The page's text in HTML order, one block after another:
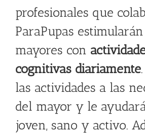
profesionales que
ParaPupas
mayores con
cognitivas diariamente
las actividades a las
del mayor y le
joven, sano y activo.